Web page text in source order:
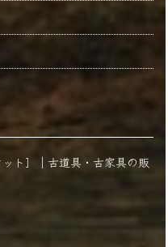
ト］｜古道具・古家具の販